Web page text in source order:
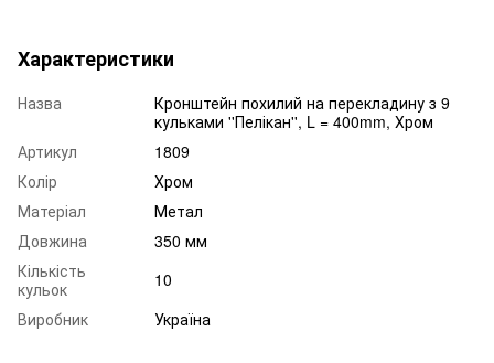
Характеристики
Назва
Кронштейн похилий на перекладину з 9
кульками ''Пелікан'', L = 400mm, Хром
Артикул
1809
Колір
Хром
Матеріал
Метал
Довжина
350 мм
Кількість
кульок
10
Виробник
Україна